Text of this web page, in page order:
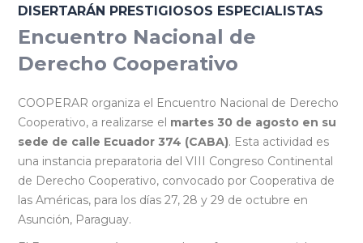
DISERTARÁN PRESTIGIOSOS ESPECIALISTAS
Encuentro Nacional de
Derecho Cooperativo
COOPERAR organiza el Encuentro Nacional de Derecho
Cooperativo, a realizarse el martes 30 de agosto en su
sede de calle Ecuador 374 (CABA). Esta actividad es
una instancia preparatoria del VIII Congreso Continental
de Derecho Cooperativo, convocado por Cooperativa de
las Américas, para los días 27, 28 y 29 de octubre en
Asunción, Paraguay.